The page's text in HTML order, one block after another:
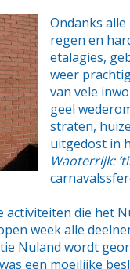
Ondanks
regen en
etalagies,
weer
van vele
geel
straten,
uitgedost in
Waoterrijk:
activiteiten die het
week alle
Nuland wordt
een moeilijke